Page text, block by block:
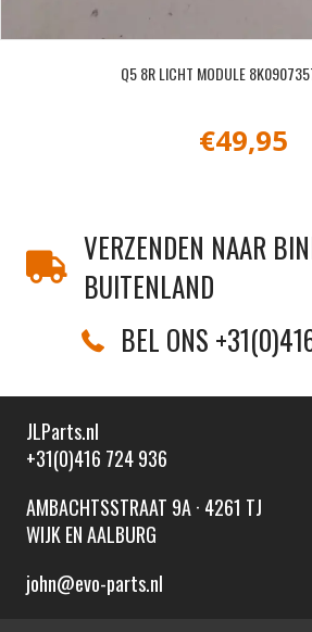
Q5 8R LICHT MODULE
€49,95
VERZENDEN NAAR
BUITENLAND
BEL ONS
JLParts.nl
+31(0)416 724 936
AMBACHTSSTRAAT 9A · 4261 TJ
WIJK EN AALBURG
john@evo-parts.nl